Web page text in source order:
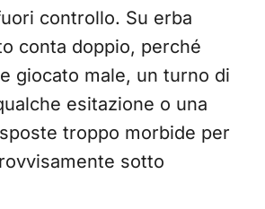
controllo. Su erba
conta doppio, perché
giocato male, un turno di
esitazione o una
troppo morbide per
sotto